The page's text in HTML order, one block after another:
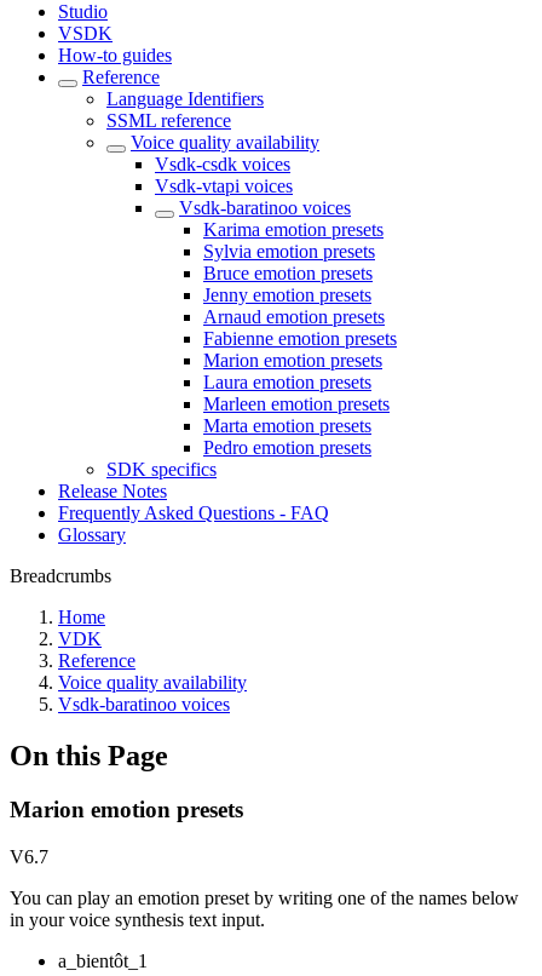
Studio
VSDK
How-to guides
Reference
Language Identifiers
SSML reference
Voice quality availability
Vsdk-csdk voices
Vsdk-vtapi voices
Vsdk-baratinoo voices
Karima emotion presets
Sylvia emotion presets
Bruce emotion presets
Jenny emotion presets
Arnaud emotion presets
Fabienne emotion presets
Marion emotion presets
Laura emotion presets
Marleen emotion presets
Marta emotion presets
Pedro emotion presets
SDK specifics
Release Notes
Frequently Asked Questions - FAQ
Glossary
Breadcrumbs
Home
VDK
Reference
Voice quality availability
Vsdk-baratinoo voices
On this Page
Marion emotion presets
V6.7
You can play an emotion preset by writing one of the names below
in your voice synthesis text input.
a_bientôt_1